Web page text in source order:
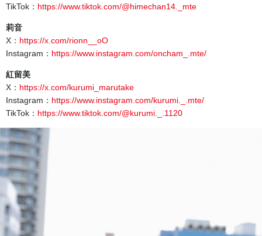
TikTok： https://www.tiktok.com/@himechan14._mte
莉音
X： https://x.com/rionn__oO
Instagram： https://www.instagram.com/oncham_.mte/
紅留美
X： https://x.com/kurumi_marutake
Instagram： https://www.instagram.com/kurumi._.mte/
TikTok： https://www.tiktok.com/@kurumi._.1120